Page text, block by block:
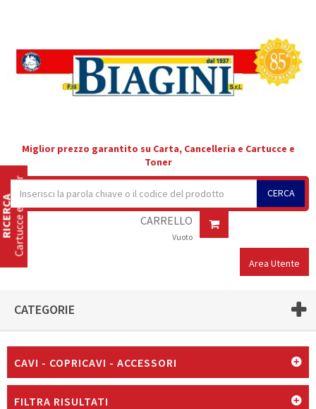
Miglior prezzo garantito su Carta, Cancelleria e Cartucce e
Toner
CERCA
CARRELLO
Vuoto
Area Utente
CATEGORIE
CAVI - COPRICAVI - ACCESSORI
FILTRA RISULTATI
Cartucce e Toner